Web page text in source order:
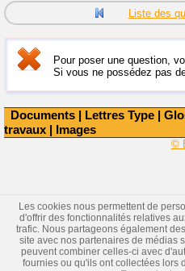
Documents | Lettres Type |
travaux | Images
Liste des
Pour poser une question,
Si vous ne possédez pas
©
Les cookies nous permettent de
d'offrir des fonctionnalités relatives
trafic. Nous partageons également
site avec nos partenaires de médias
peuvent combiner celles-ci avec
fournies ou qu'ils ont collectées lors